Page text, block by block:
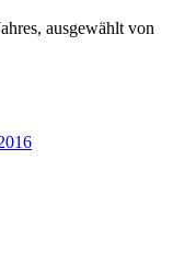
ausgewählt von